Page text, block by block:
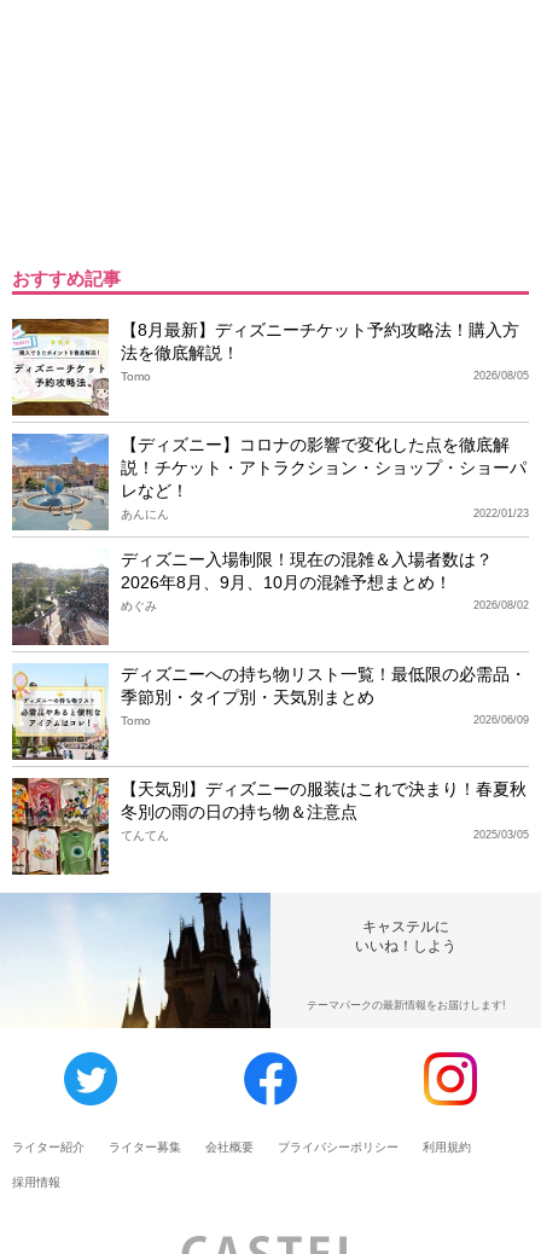
おすすめ記事
【8月最新】ディズニーチケット予約攻略法！購入方
法を徹底解説！
2026/08/05
Tomo
【ディズニー】コロナの影響で変化した点を徹底解
説！チケット・アトラクション・ショップ・ショーパ
レなど！
2022/01/23
あんにん
ディズニー入場制限！現在の混雑＆入場者数は？
2026年8月、9月、10月の混雑予想まとめ！
2026/08/02
めぐみ
ディズニーへの持ち物リスト一覧！最低限の必需品・
季節別・タイプ別・天気別まとめ
2026/06/09
Tomo
【天気別】ディズニーの服装はこれで決まり！春夏秋
冬別の雨の日の持ち物＆注意点
2025/03/05
てんてん
キャステルに
いいね！しよう
テーマパークの最新情報をお届けします!
ライター紹介 ライター募集 会社概要 プライバシーポリシー 利用規約
採用情報